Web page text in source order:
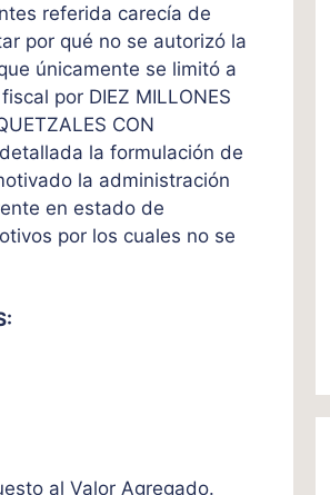
referida carecía de
por qué no se autorizó la
únicamente se limitó a
por DIEZ MILLONES
CON
la formulación de
la administración
en estado de
por los cuales no se
al Valor Agregado.